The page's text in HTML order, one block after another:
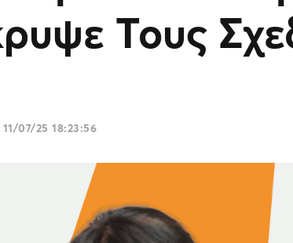
Τους
11/07/25 18:23:56